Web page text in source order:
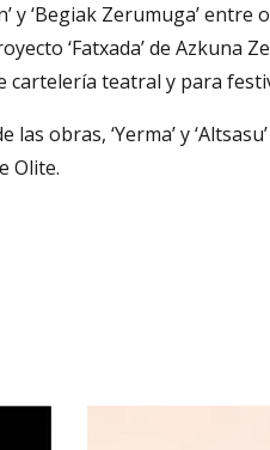
y ‘Begiak Zerumuga’
‘Fatxada’ de
teatral y para
obras, ‘Yerma’ y
Olite.